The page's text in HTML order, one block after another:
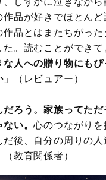
品が好きでほとん
品とはまたちがっ
。読むことができて
な人への贈り物にも
」（レビュアー）
ろう。家族ってた
ない。心のつながり
後、自分の周りの
教育関係者）